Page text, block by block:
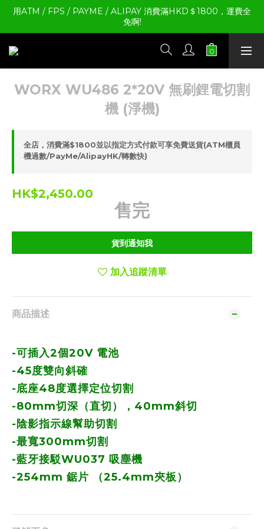
用ATM / FPS / PAYME / ALIPAY 消費滿HKD＄1800，運費全
免啊!
WORX WU486 2*20V 無刷鋰電切割
機 (淨機)
全店，消費滿$1800並以指定方式付款可享免費送貨(ATM櫃員
機過數/PayMe/AlipayHK/轉數快)
HK$2,450.00
售完
貨到通知我
加入追蹤清單
商品描述
-可插入2個20V 電池
-45度雙向斜確
-底座48度選擇定位切割
-80mm切深（直切），40mm斜切
-陰影指示線幫助切割
-最寬300mm切割
-藍牙接駁WU037 吸塵機
-254mm 鋸片 （25.4mm夾板）